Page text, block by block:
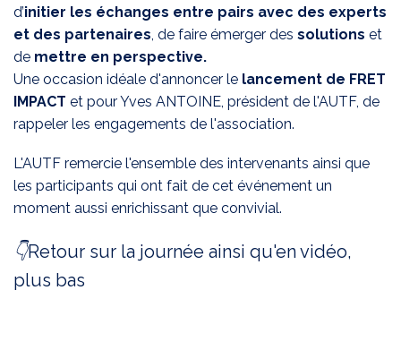
d’initier les échanges entre pairs avec des experts
et des partenaires, de faire émerger des solutions et
de mettre en perspective.
Une occasion idéale d'annoncer le lancement de FRET
IMPACT et pour Yves ANTOINE, président de l'AUTF, de
rappeler les engagements de l'association.
L'AUTF remercie l'ensemble des intervenants ainsi que
les participants qui ont fait de cet événement un
moment aussi enrichissant que convivial.
👇Retour sur la journée ainsi qu'en vidéo,
plus bas